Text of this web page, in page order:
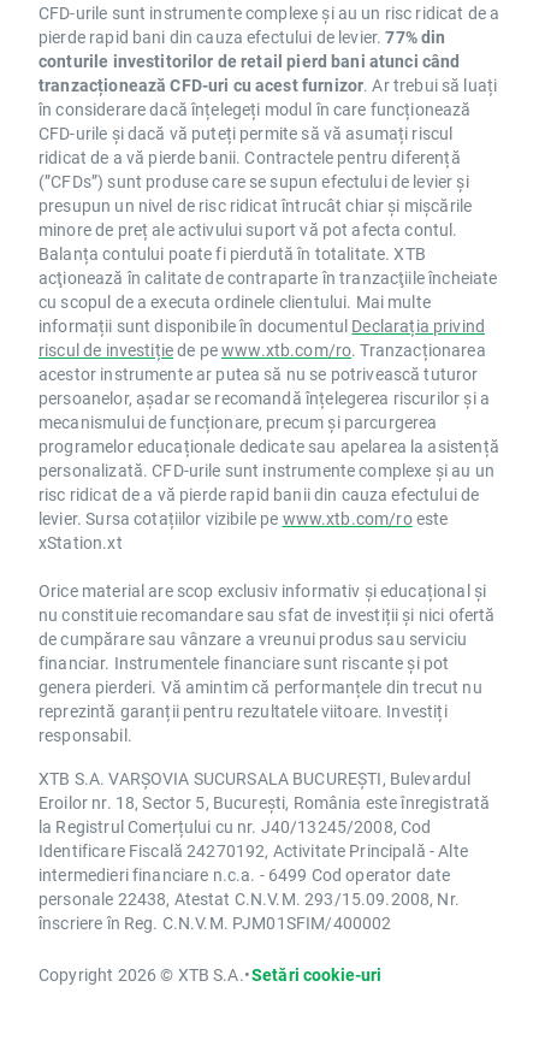
CFD-urile sunt instrumente complexe și au un risc ridicat de a
pierde rapid bani din cauza efectului de levier.77% din
conturile investitorilor de retail pierd bani atunci când
tranzacționează CFD-uri cu acest furnizor. Ar trebui să luați
în considerare dacă înțelegeți modul în care funcționează
CFD-urile și dacă vă puteți permite să vă asumați riscul
ridicat de a vă pierde banii. Contractele pentru diferență
(”CFDs”) sunt produse care se supun efectului de levier și
presupun un nivel de risc ridicat întrucât chiar și mișcările
minore de preț ale activului suport vă pot afecta contul.
Balanța contului poate fi pierdută în totalitate. XTB
acţionează în calitate de contraparte în tranzacţiile încheiate
cu scopul de a executa ordinele clientului. Mai multe
informații sunt disponibile în documentul Declarația privind
riscul de investițiede pewww.xtb.com/ro. Tranzacționarea
acestor instrumente ar putea să nu se potrivească tuturor
persoanelor, așadar se recomandă înțelegerea riscurilor și a
mecanismului de funcționare, precum și parcurgerea
programelor educaționale dedicate sau apelarea la asistență
personalizată. CFD-urile sunt instrumente complexe și au un
risc ridicat de a vă pierde rapid banii din cauza efectului de
levier. Sursa cotațiilor vizibile pe www.xtb.com/roeste
xStation.xt
Orice material are scop exclusiv informativ și educațional și
nu constituie recomandare sau sfat de investiții și nici ofertă
de cumpărare sau vânzare a vreunui produs sau serviciu
financiar. Instrumentele financiare sunt riscante și pot
genera pierderi. Vă amintim că performanțele din trecut nu
reprezintă garanții pentru rezultatele viitoare. Investiți
responsabil.
XTB S.A. VARȘOVIA SUCURSALA BUCUREȘTI, Bulevardul
Eroilor nr. 18, Sector 5, București, România este înregistrată
la Registrul Comerțului cu nr. J40/13245/2008, Cod
Identificare Fiscală 24270192, Activitate Principală - Alte
intermedieri financiare n.c.a. - 6499 Cod operator date
personale 22438, Atestat C.N.V.M. 293/15.09.2008, Nr.
înscriere în Reg. C.N.V.M. PJM01SFIM/400002
Copyright 2026 © XTB S.A.•Setări cookie-uri